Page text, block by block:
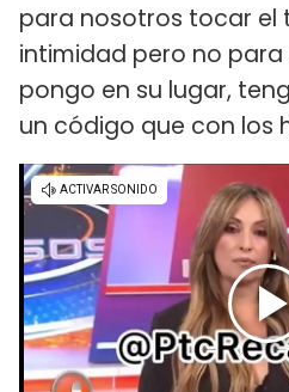
para nosotros tocar el
intimidad pero no
pongo en su lugar,
un código que con los